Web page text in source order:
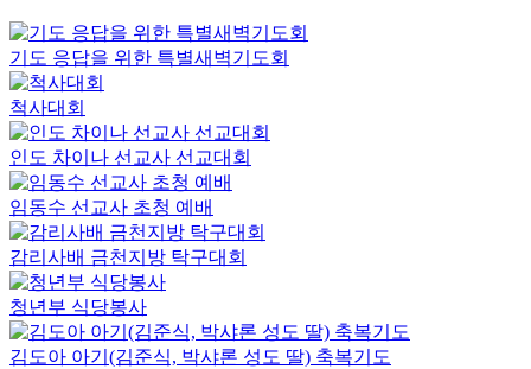
기도 응답을 위한 특별새벽기도회
척사대회
인도 차이나 선교사 선교대회
임동수 선교사 초청 예배
감리사배 금천지방 탁구대회
청년부 식당봉사
김도아 아기(김준식, 박샤론 성도 딸) 축복기도